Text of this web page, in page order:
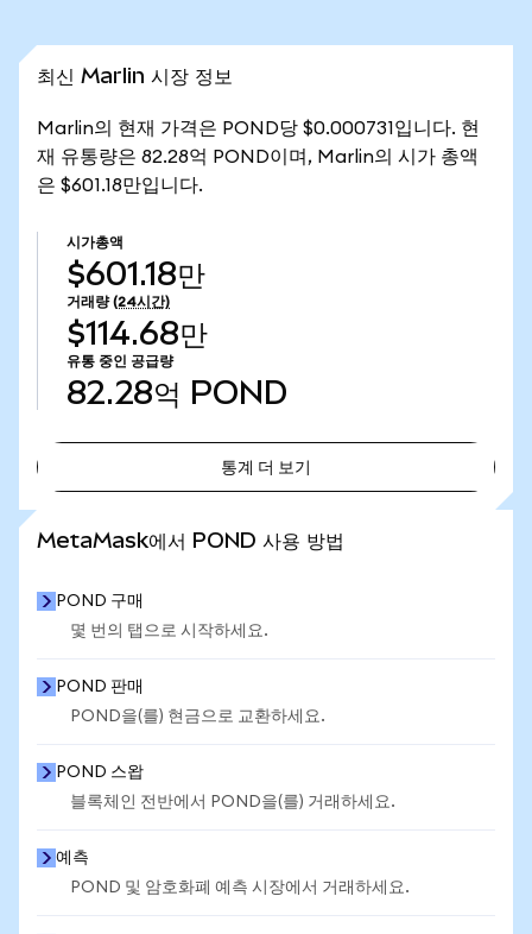
최신 Marlin 시장 정보
Marlin의 현재 가격은 POND당 $0.000731입니다. 현
재 유통량은 82.28억 POND이며, Marlin의 시가 총액
은 $601.18만입니다.
시가총액
$601.18만
거래량 (24시간)
$114.68만
유통 중인 공급량
82.28억 POND
통계 더 보기
MetaMask에서 POND 사용 방법
POND 구매
몇 번의 탭으로 시작하세요.
POND 판매
POND을(를) 현금으로 교환하세요.
POND 스왑
블록체인 전반에서 POND을(를) 거래하세요.
예측
POND 및 암호화폐 예측 시장에서 거래하세요.